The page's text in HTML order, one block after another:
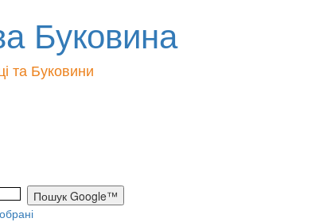
Буковина
та Буковини